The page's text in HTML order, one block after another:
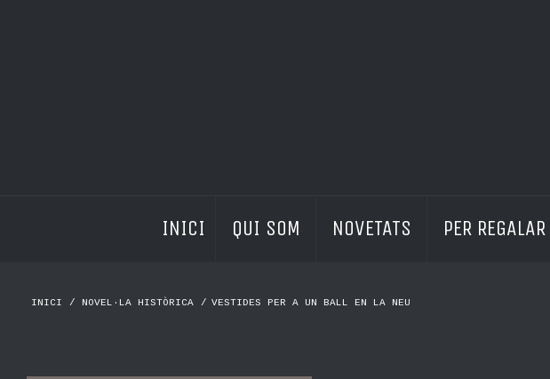
INICI QUI SOM NOVETATS PER REGALAR
INICI / NOVEL·LA HISTÒRICA / VESTIDES PER A UN BALL EN LA NEU